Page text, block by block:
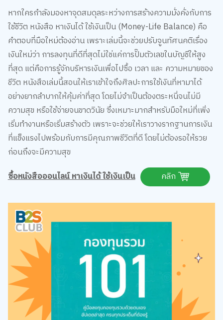
หากใครกำลังมองหาจุดสมดุลระหว่างการสร้างความมั่งคั่งกับการ
ใช้ชีวิต หนังสือ หาเงินได้ ใช้เงินเป็น (Money-Life Balance) คือ
คำตอบที่มือใหม่ต้องอ่าน เพราะเล่มนี้จะช่วยปรับจูนทัศนคติเรื่อง
เงินใหม่ว่า การลงทุนที่ดีที่สุดไม่ใช่แค่การปั๊มตัวเลขในบัญชีให้สูง
ที่สุด แต่คือการรู้จักบริหารเงินเพื่อไปซื้อ เวลา และ ความหมายของ
ชีวิต หนังสือเล่มนี้สอนให้เราเข้าใจถึงศิลปะการใช้เงินที่หามาได้
อย่างยากลำบากให้คุ้มค่าที่สุด โดยไม่จำเป็นต้องตระหนี่จนไม่มี
ความสุข หรือใช้จ่ายจนขาดวินัย ซึ่งเหมาะมากสำหรับมือใหม่ที่เพิ่ง
เริ่มทำงานหรือเริ่มสร้างตัว เพราะจะช่วยให้เราวางรากฐานการเงิน
ที่แข็งแรงไปพร้อมกับการมีคุณภาพชีวิตที่ดี โดยไม่ต้องรอให้รวย
ก่อนถึงจะมีความสุข
ซื้อหนังสือออนไลน์ หาเงินได้ ใช้เงินเป็น
คลิก